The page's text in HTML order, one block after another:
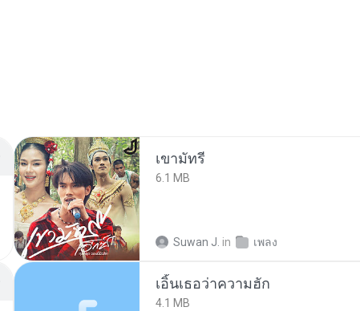
เขามัทรี
6.1 MB
Suwan J. in เพลง
เอิ้นเธอว่าความฮัก
4.1 MB